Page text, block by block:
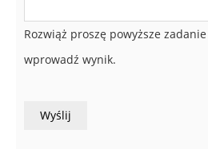
Rozwiąż proszę powyższe
wprowadź wynik.